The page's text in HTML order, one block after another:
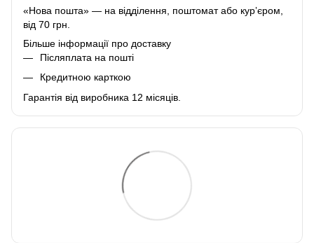
«Нова пошта» — на відділення, поштомат або курʼєром,
від 70 грн.
Більше інформації про доставку
Післяплата на пошті
Кредитною карткою
Гарантія від виробника 12 місяців.